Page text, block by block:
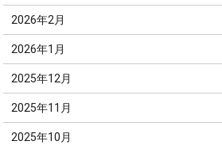
2026年2月
2026年1月
2025年12月
2025年11月
2025年10月